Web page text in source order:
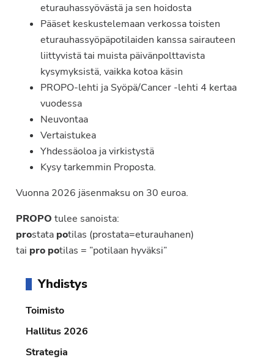
eturauhassyövästä ja sen hoidosta
Pääset keskustelemaan verkossa toisten
eturauhassyöpäpotilaiden kanssa sairauteen
liittyvistä tai muista päivänpolttavista
kysymyksistä, vaikka kotoa käsin
PROPO-lehti ja Syöpä/Cancer -lehti 4 kertaa
vuodessa
Neuvontaa
Vertaistukea
Yhdessäoloa ja virkistystä
Kysy tarkemmin Proposta.
Vuonna 2026 jäsenmaksu on 30 euroa.
PROPO tulee sanoista:
prostata potilas (prostata=eturauhanen)
tai pro potilas = ”potilaan hyväksi”
Ensisijainen
sivupalkki
Yhdistys
Toimisto
Hallitus 2026
Strategia